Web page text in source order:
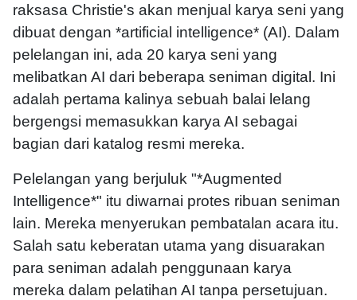
raksasa Christie's akan menjual karya seni yang
dibuat dengan *artificial intelligence* (AI). Dalam
pelelangan ini, ada 20 karya seni yang
melibatkan AI dari beberapa seniman digital. Ini
adalah pertama kalinya sebuah balai lelang
bergengsi memasukkan karya AI sebagai
bagian dari katalog resmi mereka.
Pelelangan yang berjuluk "*Augmented
Intelligence*" itu diwarnai protes ribuan seniman
lain. Mereka menyerukan pembatalan acara itu.
Salah satu keberatan utama yang disuarakan
para seniman adalah penggunaan karya
mereka dalam pelatihan AI tanpa persetujuan.